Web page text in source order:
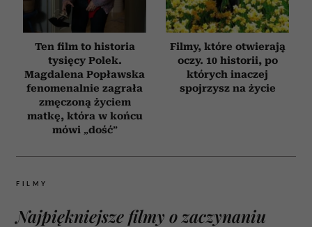
Ten film to historia
tysięcy Polek.
Magdalena Popławska
fenomenalnie zagrała
zmęczoną życiem
matkę, która w końcu
mówi „dość”
Filmy, które otwierają
oczy. 10 historii, po
których inaczej
spojrzysz na życie
FILMY
Najpiękniejsze filmy o zaczynaniu